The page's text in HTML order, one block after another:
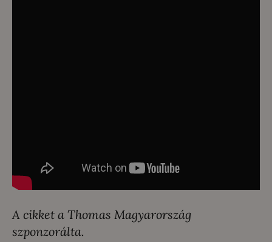
A cikket a Thomas Magyarország
szponzorálta.